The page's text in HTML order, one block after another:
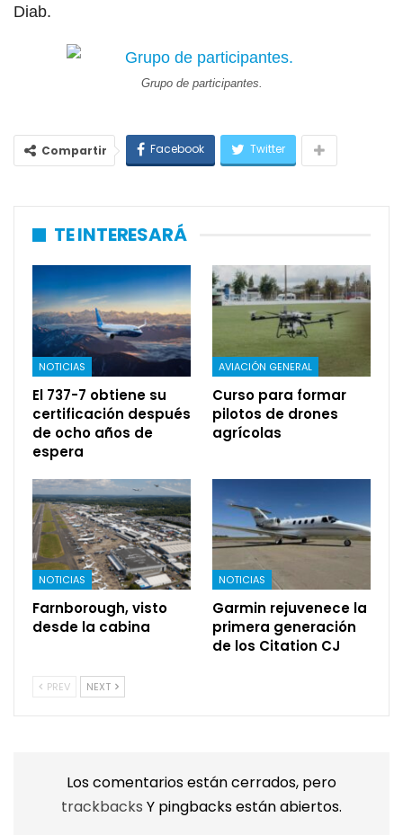
Diab.
Grupo de participantes.
Compartir Facebook Twitter
TE INTERESARÁ
NOTICIAS
El 737-7 obtiene su
certificación después
de ocho años de
espera
AVIACIÓN GENERAL
Curso para formar
pilotos de drones
agrícolas
NOTICIAS
Farnborough, visto
desde la cabina
NOTICIAS
Garmin rejuvenece la
primera generación
de los Citation CJ
PREV NEXT
Los comentarios están cerrados, pero
trackbacks Y pingbacks están abiertos.